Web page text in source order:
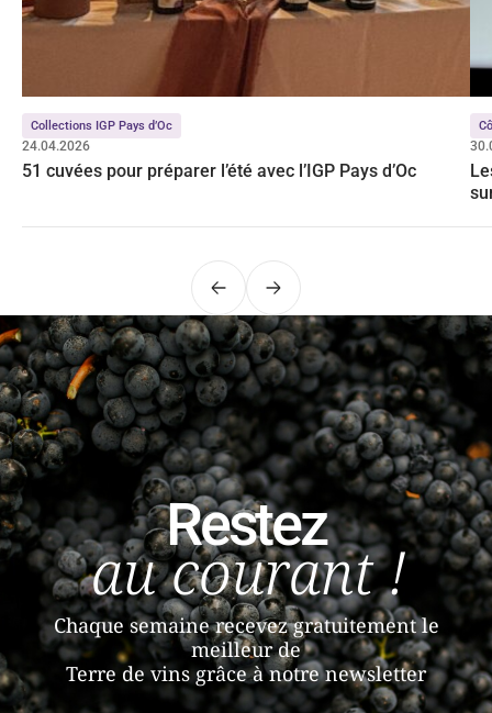
Collections IGP Pays d’Oc
24.04.2026
51 cuvées pour préparer l’été avec l’IGP Pays d’Oc
PrécédentSuivant
Restez
au courant !
Chaque semaine recevez gratuitement le
meilleur de
Terre de vins grâce à notre newsletter